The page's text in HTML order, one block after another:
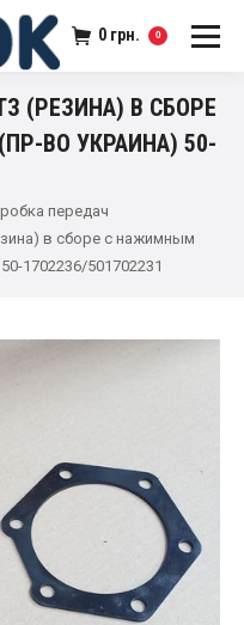
0 грн. 0
(РЕЗИНА) В СБОРЕ
ВО УКРАИНА) 50-
передач
в сборе с нажимным
1702236/501702231